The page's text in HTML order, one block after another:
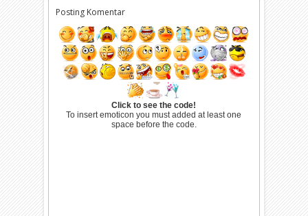
Posting Komentar
Click to see the code!
To insert emoticon you must added at least one
space before the code.